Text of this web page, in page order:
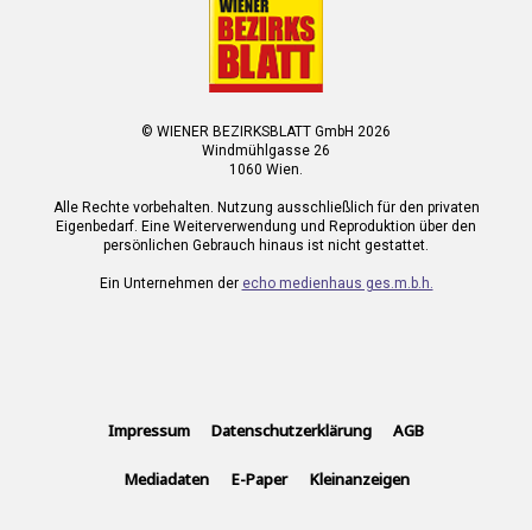
© WIENER BEZIRKSBLATT GmbH 2026
Windmühlgasse 26
1060 Wien.
Alle Rechte vorbehalten. Nutzung ausschließlich für den privaten
Eigenbedarf. Eine Weiterverwendung und Reproduktion über den
persönlichen Gebrauch hinaus ist nicht gestattet.
Ein Unternehmen der echo medienhaus ges.m.b.h.
Impressum Datenschutzerklärung AGB
Mediadaten E-Paper Kleinanzeigen